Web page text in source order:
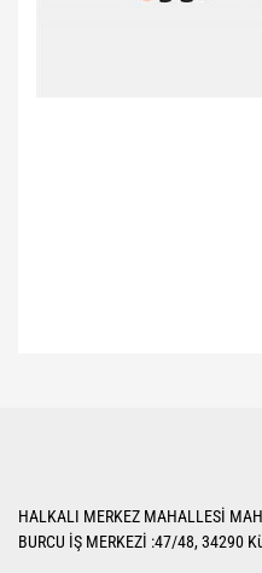
Ürün açıklamasında eksik
HALKALI MERKEZ MAHALLESİ
BURCU İŞ MERKEZİ :47/48, 34290